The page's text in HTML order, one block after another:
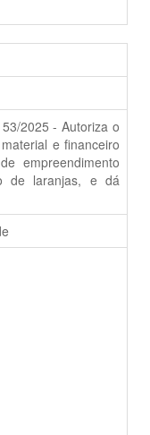
53/2025 - Autoriza o
e financeiro
empreendimento
de laranjas, e dá